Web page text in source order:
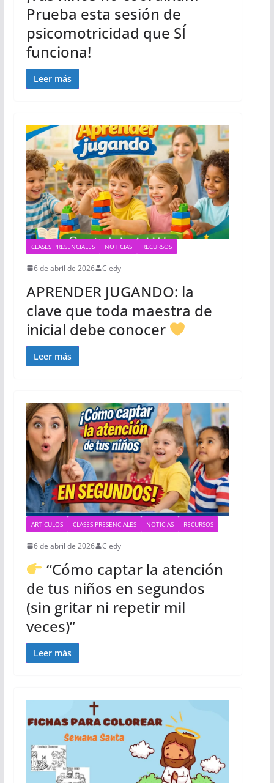
Prueba esta sesión de
psicomotricidad que SÍ
funciona!
Leer más
CLASES PRESENCIALES NOTICIAS RECURSOS
6 de abril de 2026 Cledy
APRENDER JUGANDO: la
clave que toda maestra de
inicial debe conocer
Leer más
ARTÍCULOS CLASES PRESENCIALES NOTICIAS RECURSOS
6 de abril de 2026 Cledy
“Cómo captar la atención
de tus niños en segundos
(sin gritar ni repetir mil
veces)”
Leer más